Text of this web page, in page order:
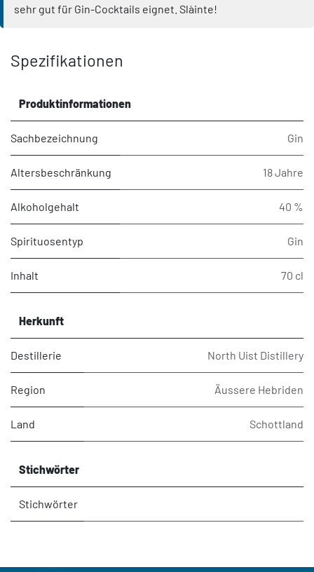
sehr gut für Gin-Cocktails eignet. Slàinte!
Spezifikationen
Produktinformationen
Sachbezeichnung Gin
Altersbeschränkung 18 Jahre
Alkoholgehalt 40 %
Spirituosentyp Gin
Inhalt 70 cl
Herkunft
Destillerie North Uist Distillery
Region Äussere Hebriden
Land Schottland
Stichwörter
Stichwörter